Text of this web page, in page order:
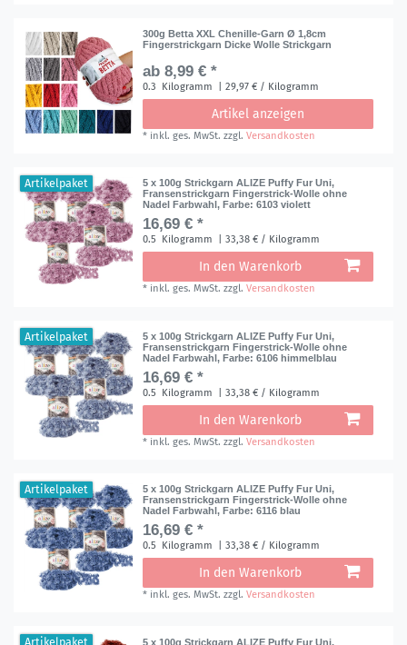
300g Betta XXL Chenille-Garn Ø 1,8cm
Fingerstrickgarn Dicke Wolle Strickgarn
ab 8,99 € *
0.3 Kilogramm | 29,97 € / Kilogramm
Artikel anzeigen
* inkl. ges. MwSt. zzgl.Versandkosten
Artikelpaket
5 x 100g Strickgarn ALIZE Puffy Fur Uni,
Fransenstrickgarn Fingerstrick-Wolle ohne
Nadel Farbwahl, Farbe: 6103 violett
16,69 € *
0.5 Kilogramm | 33,38 € / Kilogramm
In den Warenkorb
* inkl. ges. MwSt. zzgl.Versandkosten
Artikelpaket
5 x 100g Strickgarn ALIZE Puffy Fur Uni,
Fransenstrickgarn Fingerstrick-Wolle ohne
Nadel Farbwahl, Farbe: 6106 himmelblau
16,69 € *
0.5 Kilogramm | 33,38 € / Kilogramm
In den Warenkorb
* inkl. ges. MwSt. zzgl.Versandkosten
Artikelpaket
5 x 100g Strickgarn ALIZE Puffy Fur Uni,
Fransenstrickgarn Fingerstrick-Wolle ohne
Nadel Farbwahl, Farbe: 6116 blau
16,69 € *
0.5 Kilogramm | 33,38 € / Kilogramm
In den Warenkorb
* inkl. ges. MwSt. zzgl.Versandkosten
Artikelpaket 5 x 100g Strickgarn ALIZE Puffy Fur Uni,